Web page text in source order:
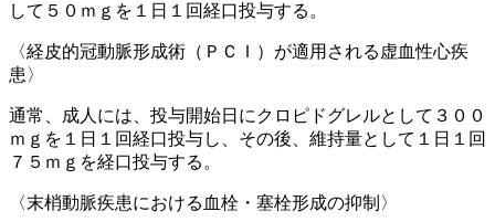
して５０ｍｇを１日１回経口投与する。
〈経皮的冠動脈形成術（ＰＣＩ）が適用される虚血性心疾
患〉
通常、成人には、投与開始日にクロピドグレルとして３００
ｍｇを１日１回経口投与し、その後、維持量として１日１回
７５ｍｇを経口投与する。
〈末梢動脈疾患における血栓・塞栓形成の抑制〉